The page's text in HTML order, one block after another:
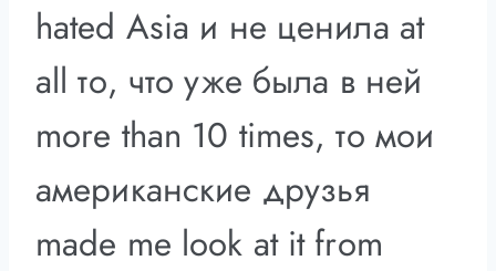
hated Asia и не ценила at
all то, что уже была в ней
more than 10 times, то мои
американские друзья
made me look at it from